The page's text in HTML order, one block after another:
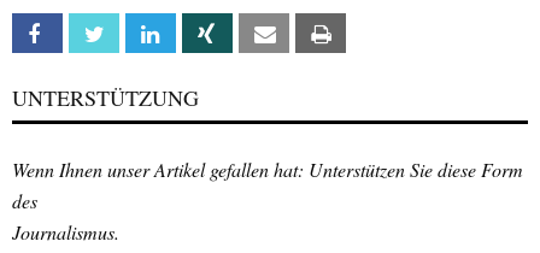
Facebook Twitter Linkedin Xing Email
UNTERSTÜTZUNG
Wenn Ihnen unser Artikel gefallen hat: Unterstützen Sie diese Form
des
Journalismus.